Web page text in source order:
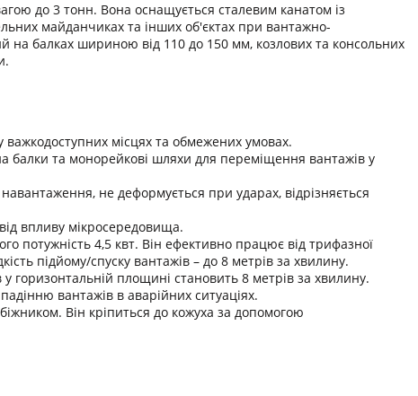
до 3 тонн. Вона оснащується сталевим канатом із
майданчиках та інших об'єктах при вантажно-
балках шириною від 110 до 150 мм, козлових та консольних
важкодоступних місцях та обмежених умовах.
балки та монорейкові шляхи для переміщення вантажів у
не деформується при ударах, відрізняється
впливу мікросередовища.
потужність 4,5 квт. Він ефективно працює від трифазної
підйому/спуску вантажів – до 8 метрів за хвилину.
горизонтальній площині становить 8 метрів за хвилину.
вантажів в аварійних ситуаціях.
Він кріпиться до кожуха за допомогою